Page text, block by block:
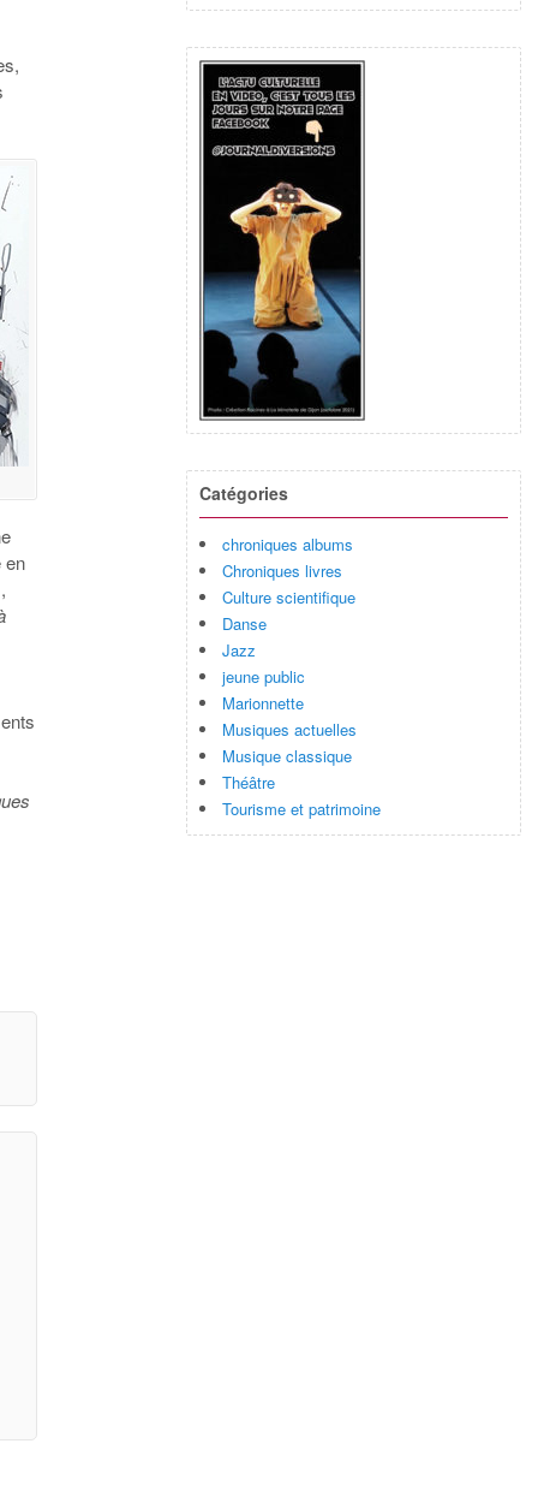
en
Catégories
chroniques albums
Chroniques livres
Culture scientifique
Danse
Jazz
jeune public
Marionnette
Musiques actuelles
Musique classique
Théâtre
Tourisme et patrimoine